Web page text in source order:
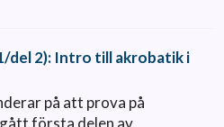
del 2): Intro till akrobatik i
på att prova på
första delen av